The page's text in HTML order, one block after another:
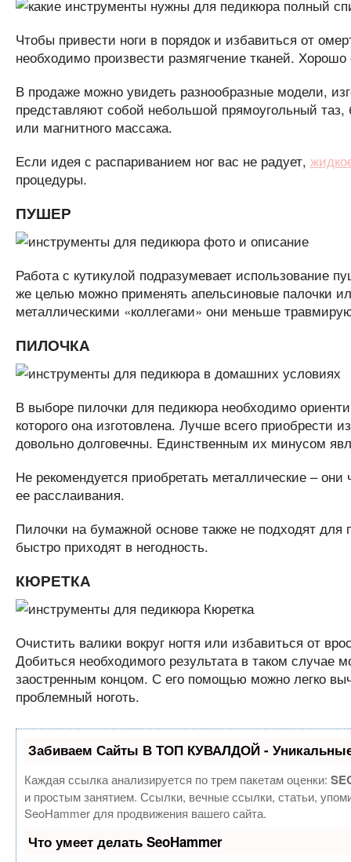
Чтобы привести ноги в порядок и избавиться от
необходимо произвести размягчение тканей.
В продаже можно увидеть разнообразные модели,
представляют собой небольшой прямоугольный
или магнитного массажа.
Если идея с распариванием ног вас не радует,
процедуры.
ПУШЕР
Работа с кутикулой подразумевает использование
же целью можно применять апельсиновые палочки
металлическими «коллегами» они меньше
ПИЛОЧКА
В выборе пилочки для педикюра необходимо
которого она изготовлена. Лучше всего
довольно долговечны. Единственным их минусом
Не рекомендуется приобретать металлические –
ее расслаивания.
Пилочки на бумажной основе также не подходят
быстро приходят в негодность.
КЮРЕТКА
Очистить валики вокруг ногтя или избавиться от
Добиться необходимого результата в таком
заостренным концом. С его помощью можно легко
проблемный ноготь.
Забиваем Сайты В ТОП КУВАЛДОЙ - Уникальные
Каждая ссылка анализируется по трем пакетам оценки:
и простым занятием. Ссылки, вечные ссылки, статьи,
SeoHammer для продвижения вашего сайта.
Что умеет делать SeoHammer